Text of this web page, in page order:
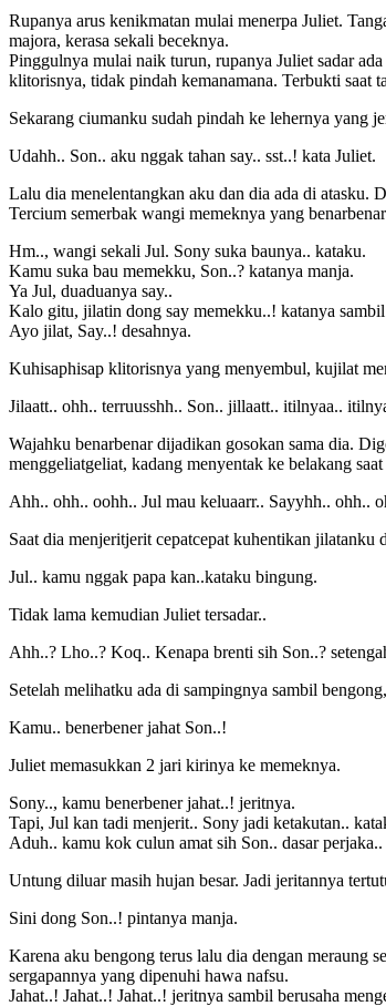
Rupanya arus kenikmatan mulai menerpa Juliet.
majora, kerasa sekali beceknya.
Pinggulnya mulai naik turun, rupanya Juliet sadar
klitorisnya, tidak pindah kemanamana. Terbukti saat
Sekarang ciumanku sudah pindah ke lehernya yang
Udahh.. Son.. aku nggak tahan say.. sst..! kata Juliet.
Lalu dia menelentangkan aku dan dia ada di atasku.
Tercium semerbak wangi memeknya yang
Hm.., wangi sekali Jul. Sony suka baunya.. kataku.
Kamu suka bau memekku, Son..? katanya manja.
Ya Jul, duaduanya say..
Kalo gitu, jilatin dong say memekku..! katanya
Ayo jilat, Say..! desahnya.
Kuhisaphisap klitorisnya yang menyembul, kujilat
Jilaatt.. ohh.. terruusshh.. Son.. jillaatt.. itilnyaa..
Wajahku benarbenar dijadikan gosokan sama dia.
menggeliatgeliat, kadang menyentak ke belakang
Ahh.. ohh.. oohh.. Jul mau keluaarr.. Sayyhh.. ohh..
Saat dia menjeritjerit cepatcepat kuhentikan jilatanku
Jul.. kamu nggak papa kan..kataku bingung.
Tidak lama kemudian Juliet tersadar..
Ahh..? Lho..? Koq.. Kenapa brenti sih Son..?
Setelah melihatku ada di sampingnya sambil
Kamu.. benerbener jahat Son..!
Juliet memasukkan 2 jari kirinya ke memeknya.
Sony.., kamu benerbener jahat..! jeritnya.
Tapi, Jul kan tadi menjerit.. Sony jadi ketakutan..
Aduh.. kamu kok culun amat sih Son.. dasar
Untung diluar masih hujan besar. Jadi jeritannya
Sini dong Son..! pintanya manja.
Karena aku bengong terus lalu dia dengan meraung
sergapannya yang dipenuhi hawa nafsu.
Jahat..! Jahat..! Jahat..! jeritnya sambil berusaha